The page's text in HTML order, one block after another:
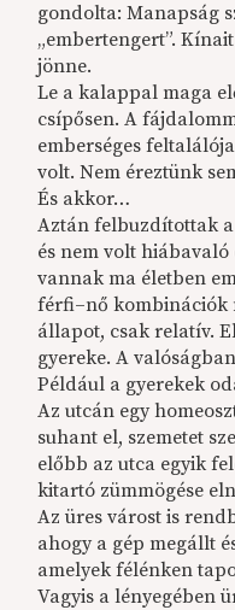
gondolta: Manapság
„embertengert”.
jönne.
Le a kalappal maga
csípősen. A
emberséges
volt. Nem éreztünk
És akkor…
Aztán felbuzdítottak
és nem volt
vannak ma életben
férfi–nő kombinációk
állapot, csak relatív.
gyereke. A
Például a gyerekek
Az utcán egy
suhant el, szemetet
előbb az utca egyik
kitartó zümmögése
Az üres várost is
ahogy a gép megállt
amelyek félénken
Vagyis a lényegében